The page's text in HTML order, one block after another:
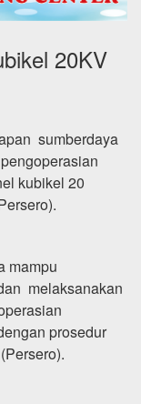
20KV
sumberdaya
kubikel 20
mampu
melaksanakan
prosedur